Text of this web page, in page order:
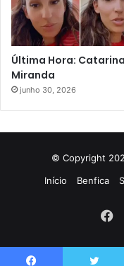
Última Hora: Catarina
Miranda
junho 30, 2026
© Copyright
Início
Benfica